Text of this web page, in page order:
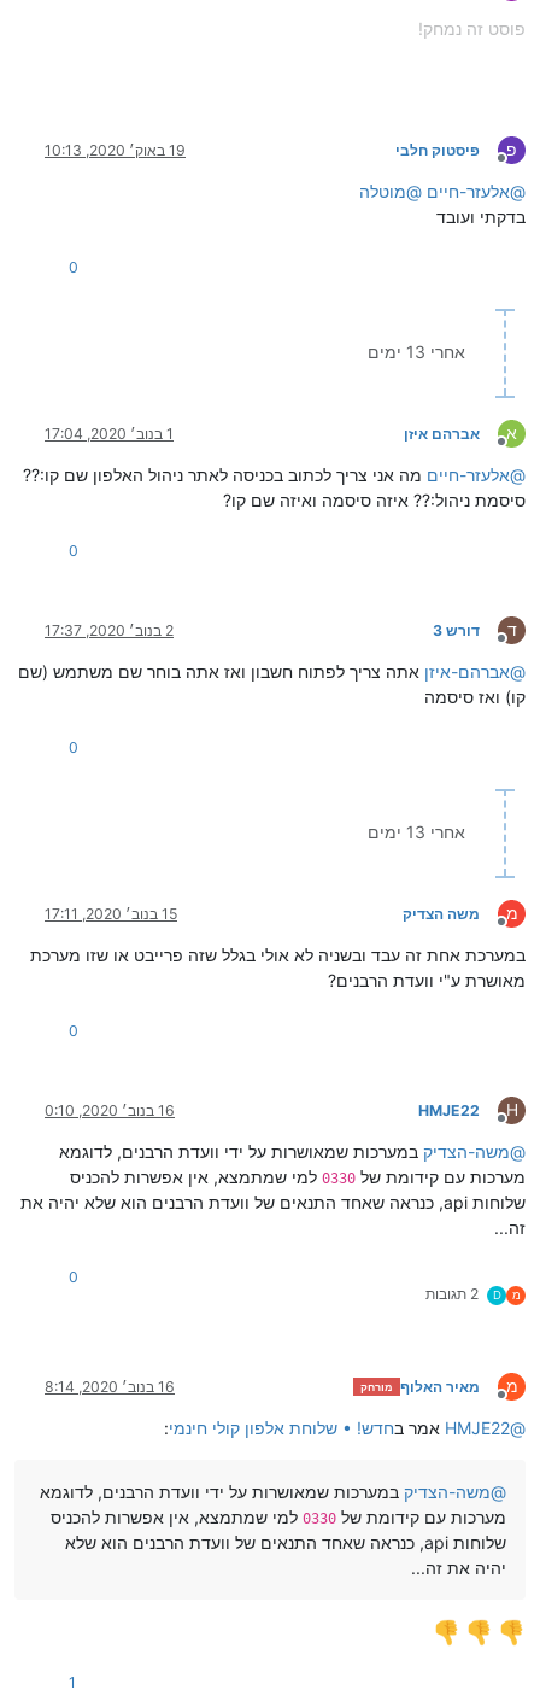
מנותק
פוסט זה נמחק!
פ
מנותק
פיסטוק חלבי 19 באוק׳ 2020, 10:13
@אלעזר-חיים @מוטלה
בדקתי ועובד
0
אחרי 13 ימים
א
מנותק
אברהם איזן 1 בנוב׳ 2020, 17:04
@אלעזר-חיים מה אני צריך לכתוב בכניסה לאתר ניהול האלפון שם קו:??
סיסמת ניהול:?? איזה סיסמה ואיזה שם קו?
0
ד
מנותק
דורש 3 2 בנוב׳ 2020, 17:37
@אברהם-איזן אתה צריך לפתוח חשבון ואז אתה בוחר שם משתמש (שם
קו) ואז סיסמה
0
אחרי 13 ימים
מ
מנותק
משה הצדיק 15 בנוב׳ 2020, 17:11
במערכת אחת זה עבד ובשניה לא אולי בגלל שזה פרייבט או שזו מערכת
מאושרת ע"י וועדת הרבנים?
0
H
מנותק
HMJE22 16 בנוב׳ 2020, 0:10
@משה-הצדיק במערכות שמאושרות על ידי וועדת הרבנים, לדוגמא
מערכות עם קידומת של 0330 למי שמתמצא, אין אפשרות להכניס
שלוחות api, כנראה שאחד התנאים של וועדת הרבנים הוא שלא יהיה את
זה...
מ D 2 תגובות
0
מ
מנותק
מאיר האלוף מורחק 16 בנוב׳ 2020, 8:14
@
HMJE22 אמר בחדש! • שלוחת אלפון קולי חינמי:
@משה-הצדיק במערכות שמאושרות על ידי וועדת הרבנים, לדוגמא
מערכות עם קידומת של 0330 למי שמתמצא, אין אפשרות להכניס
שלוחות api, כנראה שאחד התנאים של וועדת הרבנים הוא שלא
יהיה את זה...
1